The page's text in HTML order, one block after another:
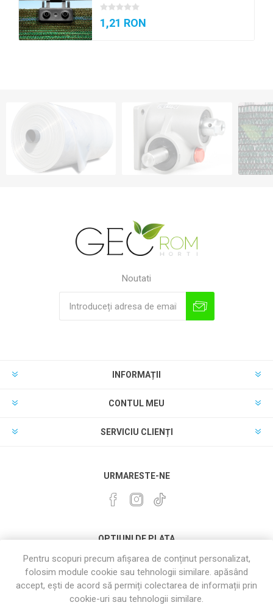
1,21 RON
Noutati
INFORMAȚII
CONTUL MEU
SERVICIU CLIENȚI
URMARESTE-NE
OPTIUNI DE PLATA
Pentru scopuri precum afișarea de conținut personalizat,
folosim module cookie sau tehnologii similare. apăsând
accept, ești de acord să permiți colectarea de informații prin
cookie-uri sau tehnologii similare.